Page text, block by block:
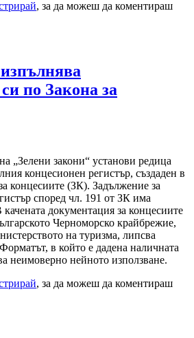
, за да можеш да коментираш
по Закона за
„Зелени закони“ установи редица
концесионен регистър, създаден в
концесиите (ЗК). Задължение за
според чл. 191 от ЗК има
документация за концесиите
Черноморско крайбрежие,
на туризма, липсва
в който е дадена наличната
неимоверно нейното използване.
, за да можеш да коментираш